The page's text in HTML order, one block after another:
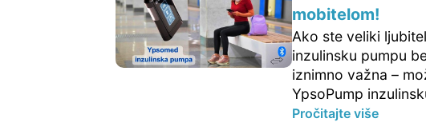
mobitelom!
Ako ste veliki
inzulinsku pumpu
iznimno važna –
YpsoPump
Pročitajte više